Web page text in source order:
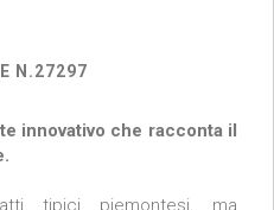
N.27297
innovativo che racconta il